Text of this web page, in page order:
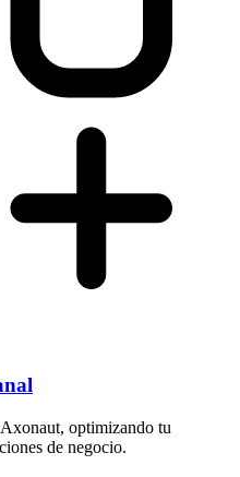
optimizando tu
de negocio.